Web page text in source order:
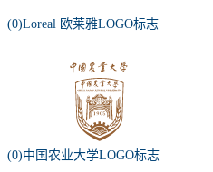
(0)Loreal 欧莱雅LOGO标志
(0)中国农业大学LOGO标志